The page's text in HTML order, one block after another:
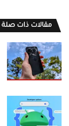
مقالات ذات صلة